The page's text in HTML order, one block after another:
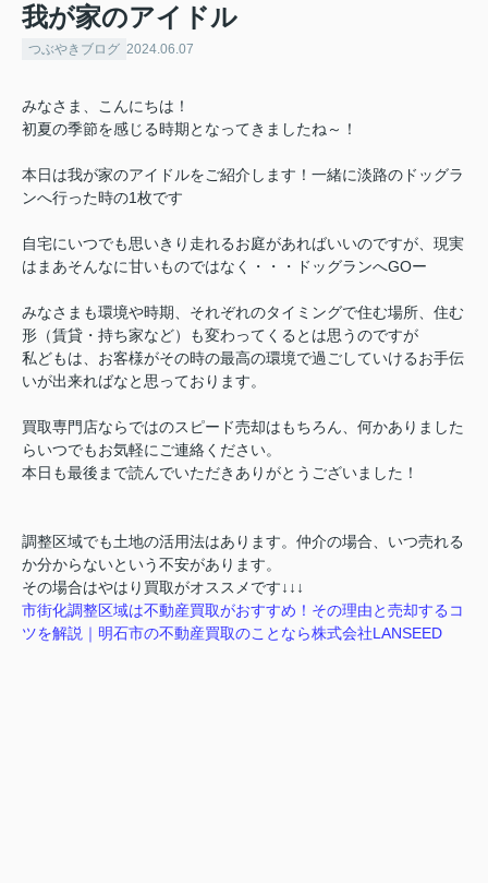
我が家のアイドル
つぶやきブログ 2024.06.07
みなさま、こんにちは！
初夏の季節を感じる時期となってきましたね～！
本日は我が家のアイドルをご紹介します！ 一緒に淡路のドッグラ
ンへ行った時の1枚です
自宅にいつでも思いきり走れるお庭があればいいのですが、現実
はまあそんなに甘いものではなく・・・ドッグランへGOー
みなさまも環境や時期、それぞれのタイミングで住む場所、住む
形（賃貸・持ち家など）も変わってくるとは思うのですが
私どもは、お客様がその時の最高の環境で過ごしていけるお手伝
いが出来ればなと思っております。
買取専門店ならではのスピード売却はもちろん、何かありました
らいつでもお気軽にご連絡ください。
本日も最後まで読んでいただきありがとうございました！
調整区域でも土地の活用法はあります。仲介の場合、いつ売れる
か分からないという不安があります。
その場合はやはり買取がオススメです↓↓↓
市街化調整区域は不動産買取がおすすめ！その理由と売却するコ
ツを解説｜明石市の不動産買取のことなら株式会社LANSEED